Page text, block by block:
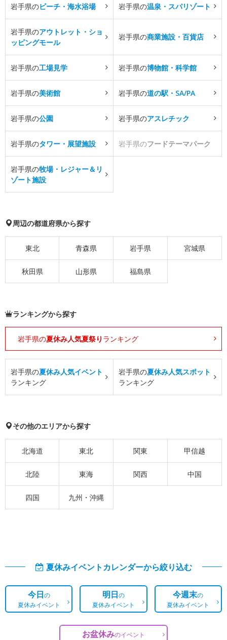
岩手県のビーチ・海水浴場 岩手県の温泉・スパリゾート
岩手県のアウトレット・ショ
ッピングモール
岩手県の商業施設・百貨店
岩手県の工場見学 岩手県の博物館・科学館
岩手県の美術館 岩手県の道の駅・SA/PA
岩手県の公園 岩手県のアスレチック
岩手県のタワー・展望施設 岩手県のフードテーマパーク
岩手県の牧場・レジャー＆リ
ゾート施設
周辺の都道府県から探す
東北 青森県 岩手県 宮城県
秋田県 山形県 福島県
ランキングから探す
岩手県の夏休み人気夏祭り ランキング
岩手県の夏休み人気イベント
ランキング
岩手県の夏休み人気スポット
ランキング
その他のエリアから探す
北海道 東北 関東 甲信越
北陸 東海 関西 中国
四国 九州・沖縄
夏休みイベントカレンダーから絞り込む
今日の
夏休みイベント
明日の
夏休みイベント
今週末の
夏休みイベント
お盆休みのイベント